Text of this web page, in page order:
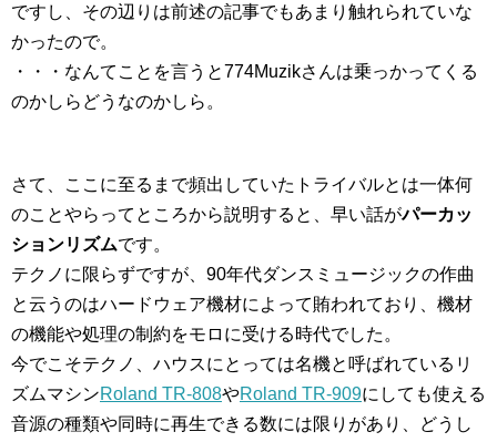
ですし、その辺りは前述の記事でもあまり触れられていな
かったので。
・・・なんてことを言うと774Muzikさんは乗っかってくる
のかしらどうなのかしら。
さて、ここに至るまで頻出していたトライバルとは一体何
のことやらってところから説明すると、早い話がパーカッ
ションリズムです。
テクノに限らずですが、90年代ダンスミュージックの作曲
と云うのはハードウェア機材によって賄われており、機材
の機能や処理の制約をモロに受ける時代でした。
今でこそテクノ、ハウスにとっては名機と呼ばれているリ
ズムマシンRoland TR-808やRoland TR-909にしても使える
音源の種類や同時に再生できる数には限りがあり、どうし